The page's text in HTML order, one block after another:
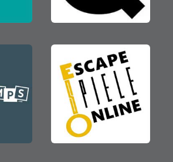
Pitt“-Cast liest „Star Trek“
Wyle schlüpft als Captain Kirk in die
auf serieslyawesome.tv →